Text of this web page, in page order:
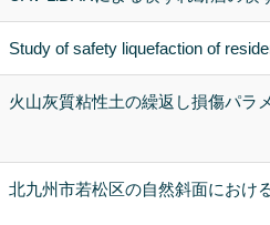
Study of safety liquefaction of
火山灰質粘性土の繰返し損傷パラ
北九州市若松区の自然斜面におけ